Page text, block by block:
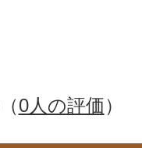
（0人の評価）